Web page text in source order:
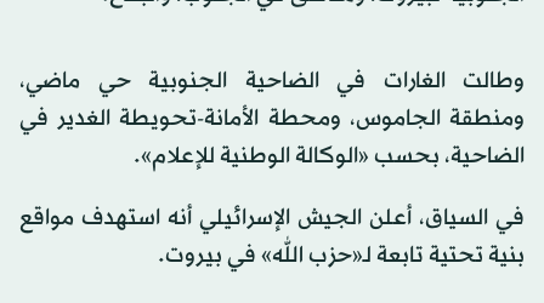
وطالت الغارات في الضاحية الجنوبية حي ماضي،
ومنطقة الجاموس، ومحطة الأمانة-تحويطة الغدير في
الضاحية، بحسب «الوكالة الوطنية للإعلام».
في السياق، أعلن الجيش الإسرائيلي أنه استهدف مواقع
بنية تحتية تابعة لـ«حزب الله» في بيروت.